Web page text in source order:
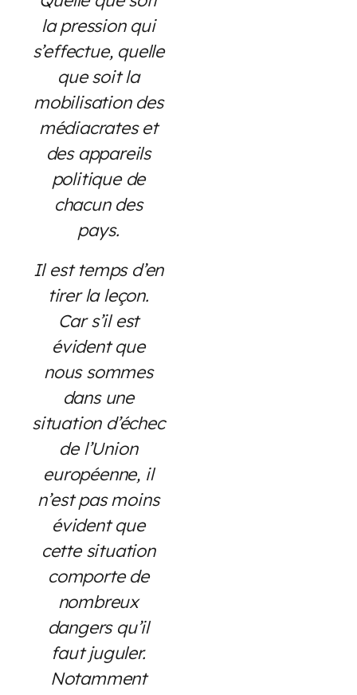
la pression qui
s’effectue, quelle
que soit la
mobilisation des
médiacrates et
des appareils
politique de
chacun des
pays.
Il est temps d’en
tirer la leçon.
Car s’il est
évident que
nous sommes
dans une
situation d’échec
de l’Union
européenne, il
n’est pas moins
évident que
cette situation
comporte de
nombreux
dangers qu’il
faut juguler.
Notamment